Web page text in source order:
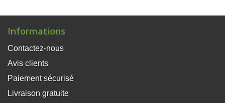
Informations
Contactez-nous
Avis clients
Paiement sécurisé
Livraison gratuite